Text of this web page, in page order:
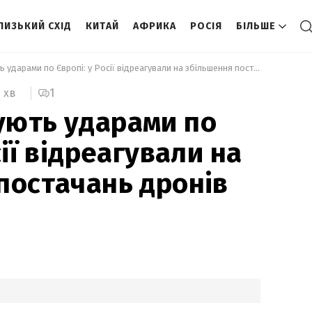
СХІД КИТАЙ АФРИКА РОСІЯ БІЛЬШЕ
Уже погрожують ударами по Європі: у Росії відреагували на збільшення постачань дронів Україні
хв 1
ударами по
відреагували на
дронів